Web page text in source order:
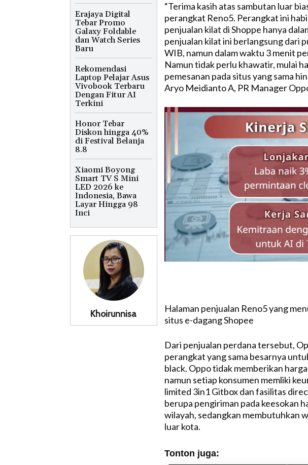
Erajaya Digital
Tebar Promo
Galaxy Foldable
dan Watch Series
Baru
Rekomendasi
Laptop Pelajar Asus
Vivobook Terbaru
Dengan Fitur AI
Terkini
Honor Tebar
Diskon hingga 40%
di Festival Belanja
8.8
Xiaomi Boyong
Smart TV S Mini
LED 2026 ke
Indonesia, Bawa
Layar Hingga 98
Inci
Khoirunnisa
“Terima kasih atas sambutan luar
perangkat Reno5. Perangkat ini
penjualan kilat di Shoppe hanya
penjualan kilat ini berlangsung dari
WIB, namun dalam waktu 3 menit
Namun tidak perlu khawatir, mulai
pemesanan pada situs yang sama
Aryo Meidianto A, PR Manager
Halaman penjualan Reno5 yang
situs e-dagang Shopee
Dari penjualan perdana tersebut,
perangkat yang sama besarnya
black. Oppo tidak memberikan
namun setiap konsumen memliki
limited 3in1 Gitbox dan fasilitas
berupa pengiriman pada keesokan
wilayah, sedangkan membutuhkan
luar kota.
Tonton juga: